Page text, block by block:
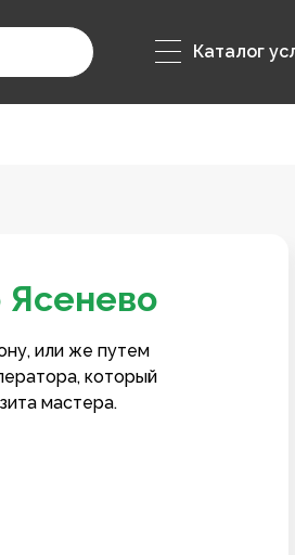
Каталог
Ясенево
или же путем
который
мастера.